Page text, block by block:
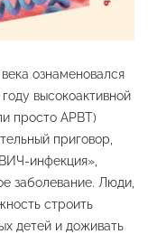
ознаменовался
высокоактивной
просто АРВТ)
приговор,
инфекция»,
заболевание. Люди,
строить
детей и доживать